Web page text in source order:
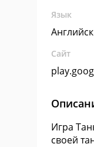
Язык
Сайт
Игра
своей